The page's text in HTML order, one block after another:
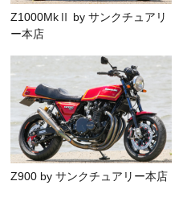
Z1000MkⅡ by サンクチュアリ
ー本店
Z900 by サンクチュアリー本店